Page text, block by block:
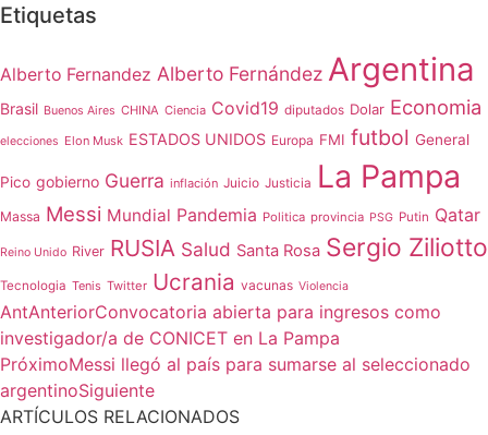
Etiquetas
Alberto Fernandez Alberto Fernández Argentina
Brasil Buenos Aires CHINA Ciencia Covid19 diputados Dolar Economia
elecciones Elon Musk ESTADOS UNIDOS Europa FMI futbol General
Pico gobierno Guerra inflación Juicio Justicia La Pampa
Massa Messi Mundial Pandemia Politica provincia PSG Putin Qatar
Reino Unido River RUSIA Salud Santa Rosa Sergio Ziliotto
Tecnologia Tenis Twitter Ucrania vacunas Violencia
AntAnteriorConvocatoria abierta para ingresos como
investigador/a de CONICET en La Pampa
PróximoMessi llegó al país para sumarse al seleccionado
argentinoSiguiente
ARTÍCULOS RELACIONADOS